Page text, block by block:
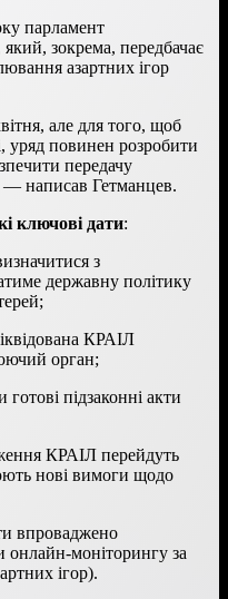
парламент
який, зокрема, передбачає
азартних ігор
але для того, щоб
уряд повинен розробити
передачу
— написав Гетманцев.
ключові дати:
з
державну політику
КРАІЛ
орган;
підзаконні акти
КРАІЛ перейдуть
нові вимоги щодо
впроваджено
моніторингу за
ігор).